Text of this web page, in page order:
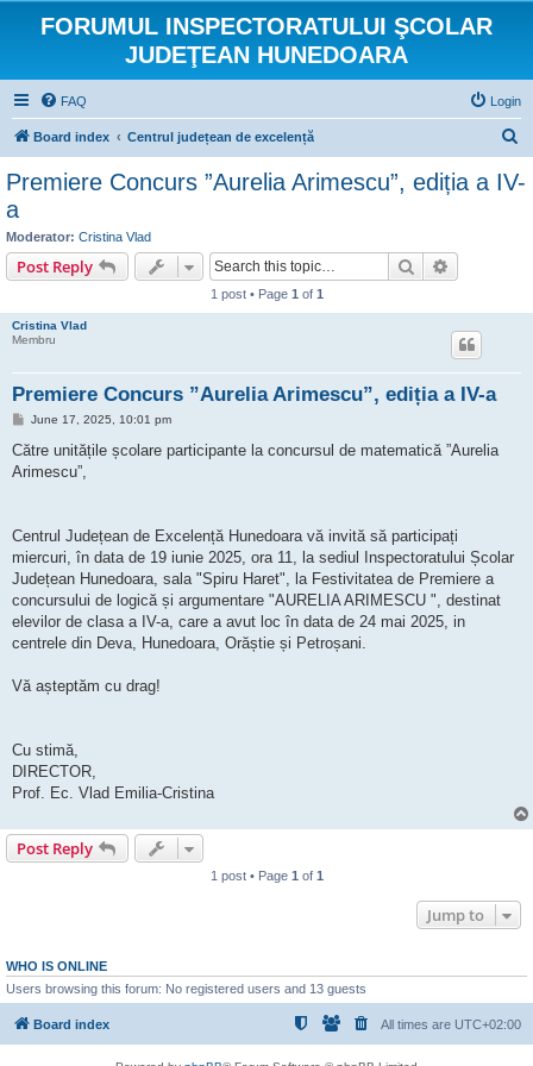
FORUMUL INSPECTORATULUI ŞCOLAR
JUDEŢEAN HUNEDOARA
FAQ Login
Board index Centrul județean de excelență
Premiere Concurs ”Aurelia Arimescu”, ediția a IV-
a
Moderator: Cristina Vlad
Post Reply Search
1 post • Page 1 of 1
Cristina Vlad
Membru
Premiere Concurs ”Aurelia Arimescu”, ediția a IV-a
P
s
June 17, 2025, 10:01 pm
Către unitățile școlare participante la concursul de matematică ”Aurelia
Arimescu”,
Centrul Județean de Excelență Hunedoara vă invită să participați
miercuri, în data de 19 iunie 2025, ora 11, la sediul Inspectoratului Școlar
Județean Hunedoara, sala "Spiru Haret", la Festivitatea de Premiere a
concursului de logică și argumentare "AURELIA ARIMESCU ", destinat
elevilor de clasa a IV-a, care a avut loc în data de 24 mai 2025, in
centrele din Deva, Hunedoara, Orăștie și Petroșani.
Vă așteptăm cu drag!
Cu stimă,
DIRECTOR,
Prof. Ec. Vlad Emilia-Cristina
Post Reply
1 post • Page 1 of 1
Jump to
WHO IS ONLINE
Users browsing this forum: No registered users and 13 guests
Board index All times are UTC+02:00